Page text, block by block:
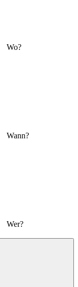
Wo?
Wann?
Wer?